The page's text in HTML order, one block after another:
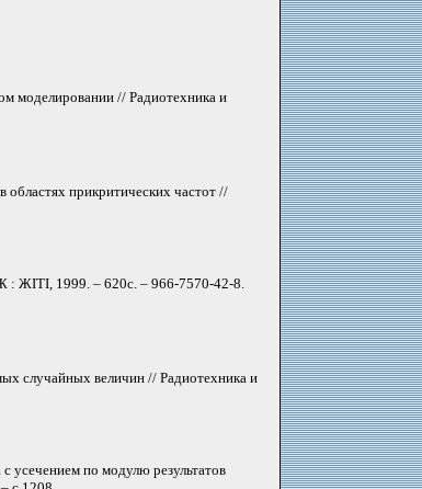
моделировании // Радиотехника и
прикритических частот //
Ж : ЖІТІ, 1999. – 620с. – 966-7570-42-8.
случайных величин // Радиотехника и
усечением по модулю результатов